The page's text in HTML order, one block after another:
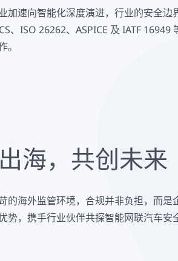
加速向智能化深度演进，行业的安全边
、ISO 26262、ASPICE 及 IATF
。
海，共创未来
的海外监管环境，合规并非负担，而
势，携手行业伙伴共探智能网联汽车安